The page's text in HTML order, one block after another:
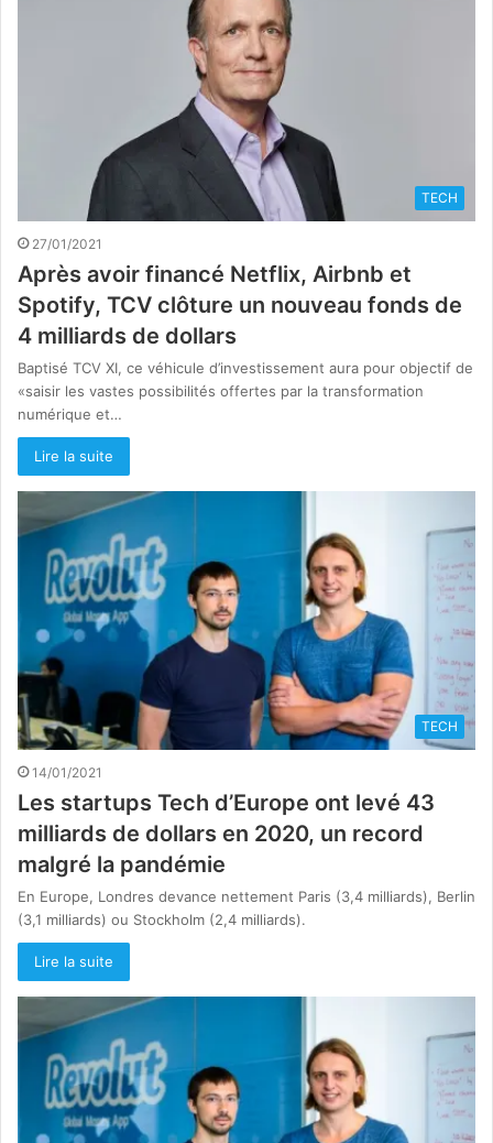
TECH
27/01/2021
Après avoir financé Netflix, Airbnb et
Spotify, TCV clôture un nouveau fonds de
4 milliards de dollars
Baptisé TCV XI, ce véhicule d’investissement aura pour objectif de
«saisir les vastes possibilités offertes par la transformation
numérique et…
Lire la suite
TECH
14/01/2021
Les startups Tech d’Europe ont levé 43
milliards de dollars en 2020, un record
malgré la pandémie
En Europe, Londres devance nettement Paris (3,4 milliards), Berlin
(3,1 milliards) ou Stockholm (2,4 milliards).
Lire la suite